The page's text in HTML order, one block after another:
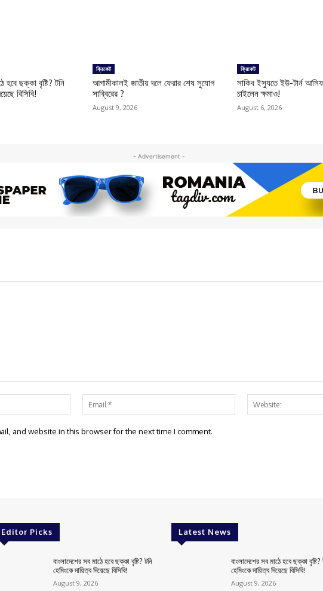
হবে ছক্কা বৃষ্টি? টনি
বিসিবি!
ক্রিকেট
আগামীকালই জাতীয় দলে ফেরার শেষ সুযোগ
সাব্বিরের ?
August 9, 2026
ক্রিকেট
সাকিব ইস্যুতে ইউ-টার্ন
চাইলেন ক্ষমাও!
August 6, 2026
- Advertisement -
Name:*
Email:*
and website in this browser for the next time I comment.
Editor Picks
বাংলাদেশের সব মাঠে হবে ছক্কা বৃষ্টি? টনি
হেমিংকে দায়িত্ব দিয়েছে বিসিবি!
August 9, 2026
Latest News
বাংলাদেশের সব মাঠে হবে ছক্কা বৃষ্টি?
হেমিংকে দায়িত্ব দিয়েছে বিসিবি!
August 9, 2026